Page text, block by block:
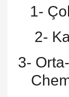
1-
2-
3-